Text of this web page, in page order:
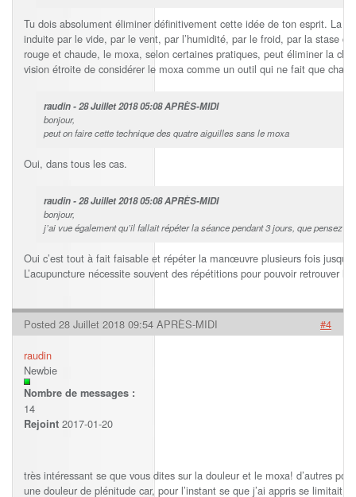
Tu dois absolument éliminer définitivement cette idée de ton esprit. La
induite par le vide, par le vent, par l’humidité, par le froid, par la stase
rouge et chaude, le moxa, selon certaines pratiques, peut éliminer la
vision étroite de considérer le moxa comme un outil qui ne fait que
raudin - 28 Juillet 2018 05:08 APRÈS-MIDI
bonjour,
peut on faire cette technique des quatre aiguilles sans le moxa
Oui, dans tous les cas.
raudin - 28 Juillet 2018 05:08 APRÈS-MIDI
bonjour,
j’ai vue également qu’il fallait répéter la séance pendant 3 jours, que pensez
Oui c’est tout à fait faisable et répéter la manœuvre plusieurs fois
L’acupuncture nécessite souvent des répétitions pour pouvoir retrouver
Posted 28 Juillet 2018 09:54 APRÈS-MIDI #4
raudin
Newbie
Nombre de messages :
14
Rejoint 2017-01-20
très intéressant se que vous dites sur la douleur et le moxa! d’autres
une douleur de plénitude car, pour l’instant se que j’ai appris se limitait